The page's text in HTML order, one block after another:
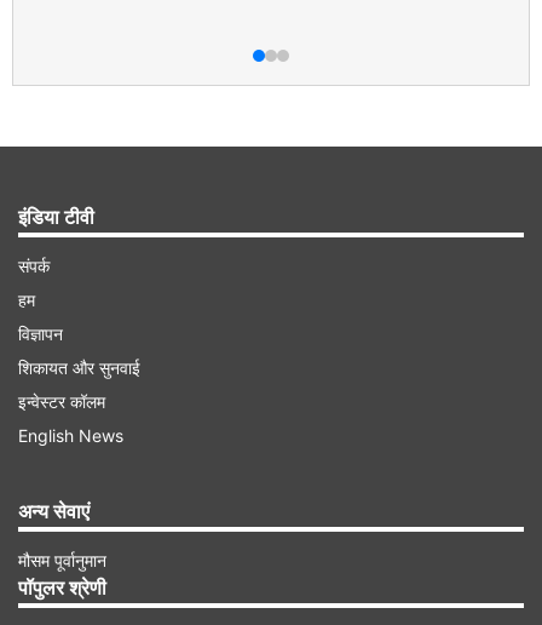
इंडिया टीवी
संपर्क
हम
विज्ञापन
शिकायत और सुनवाई
इन्वेस्टर कॉलम
English News
अन्य सेवाएं
मौसम पूर्वानुमान
पॉपुलर श्रेणी